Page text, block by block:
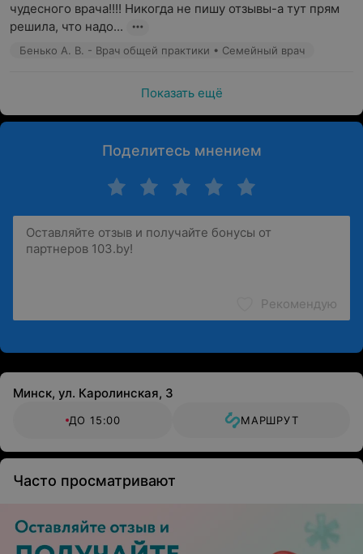
чудесного врача!!!! Никогда не пишу отзывы-а тут прям
решила, что надо...
Бенько А. В. - Врач общей практики • Семейный врач
Показать ещё
Поделитесь мнением
Рекомендую
Минск, ул. Каролинская, 3
ДО 15:00 МАРШРУТ
Часто просматривают